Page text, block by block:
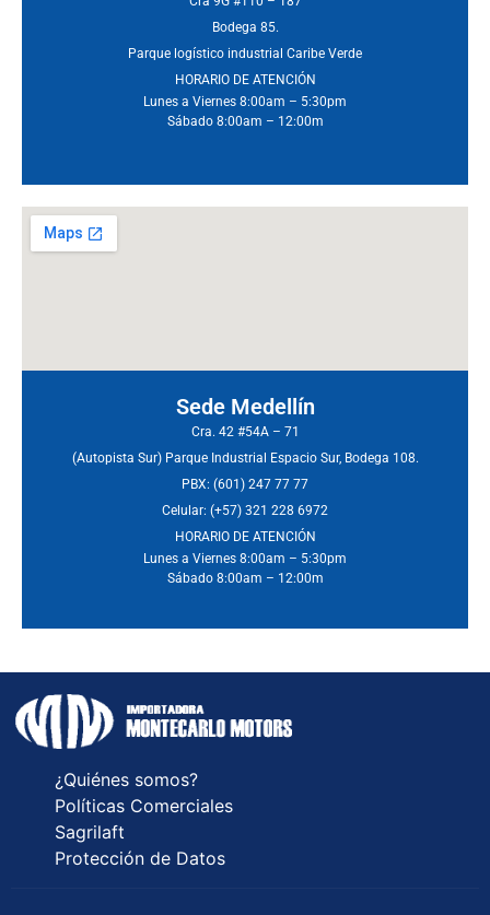
Bodega 85.
Parque logístico industrial Caribe Verde
HORARIO DE ATENCIÓN
Lunes a Viernes 8:00am – 5:30pm
Sábado 8:00am – 12:00m
Sede Medellín
Cra. 42 #54A – 71
(Autopista Sur) Parque Industrial Espacio Sur, Bodega 108.
PBX: (601) 247 77 77
Celular: (+57) 321 228 6972
HORARIO DE ATENCIÓN
Lunes a Viernes 8:00am – 5:30pm
Sábado 8:00am – 12:00m
¿Quiénes somos?
Políticas Comerciales
Sagrilaft
Protección de Datos